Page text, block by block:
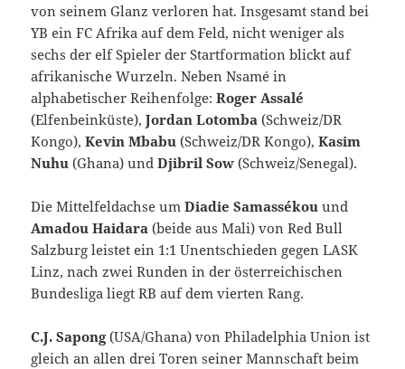
von seinem Glanz verloren hat. Insgesamt stand bei
YB ein FC Afrika auf dem Feld, nicht weniger als
sechs der elf Spieler der Startformation blickt auf
afrikanische Wurzeln. Neben Nsamé in
alphabetischer Reihenfolge:Roger Assalé
(Elfenbeinküste),Jordan Lotomba (Schweiz/DR
Kongo),Kevin Mbabu (Schweiz/DR Kongo),Kasim
Nuhu (Ghana) undDjibril Sow (Schweiz/Senegal).
Die Mittelfeldachse umDiadie Samassékou und
Amadou Haidara (beide aus Mali) von Red Bull
Salzburg leistet ein 1:1 Unentschieden gegen LASK
Linz, nach zwei Runden in der österreichischen
Bundesliga liegt RB auf dem vierten Rang.
C.J. Sapong(USA/Ghana) von Philadelphia Union ist
gleich an allen drei Toren seiner Mannschaft beim